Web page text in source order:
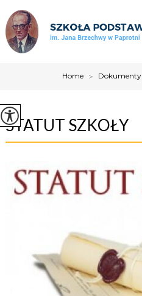
Home > Dokumenty
STATUT SZKOŁY